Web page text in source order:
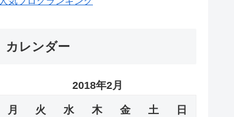
カレンダー
2018年2月
月 火 水 木 金 土 日